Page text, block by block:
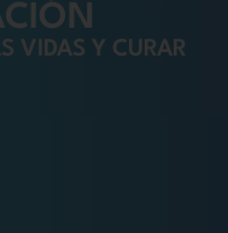
VIDAS Y CURAR